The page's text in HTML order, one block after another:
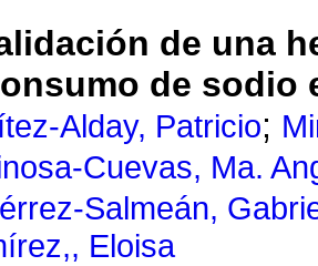
de una
de sodio
Alday, Patricio;
Cuevas, Ma.
Salmeán,
Eloisa